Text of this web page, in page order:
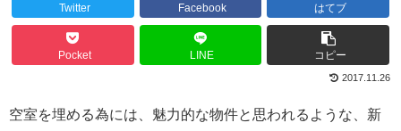
Twitter Facebook はてブ
Pocket LINE コピー
2017.11.26
空室を埋める為には、魅力的な物件と思われるような、新